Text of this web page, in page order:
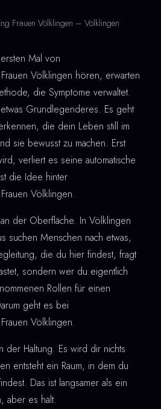
Frauen Völklingen – Völklingen
Mal von
Völklingen hören, erwarten
die Symptome verwaltet.
Grundlegenderes. Es geht
die dein Leben still im
sie bewusst zu machen. Erst
verliert es seine automatische
die Idee hinter
Völklingen.
der Oberfläche. In Völklingen
suchen Menschen nach etwas,
die du hier findest, fragt
sondern wer du eigentlich
Rollen für einen
geht es bei
Völklingen.
der Haltung. Es wird dir nichts
entsteht ein Raum, in dem du
Das ist langsamer als ein
aber es hält.